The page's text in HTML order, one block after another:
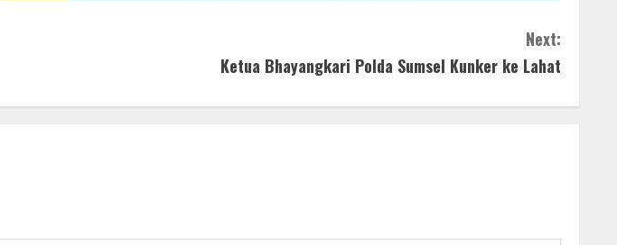
Next:
Ketua Bhayangkari Polda Sumsel Kunker ke Lahat